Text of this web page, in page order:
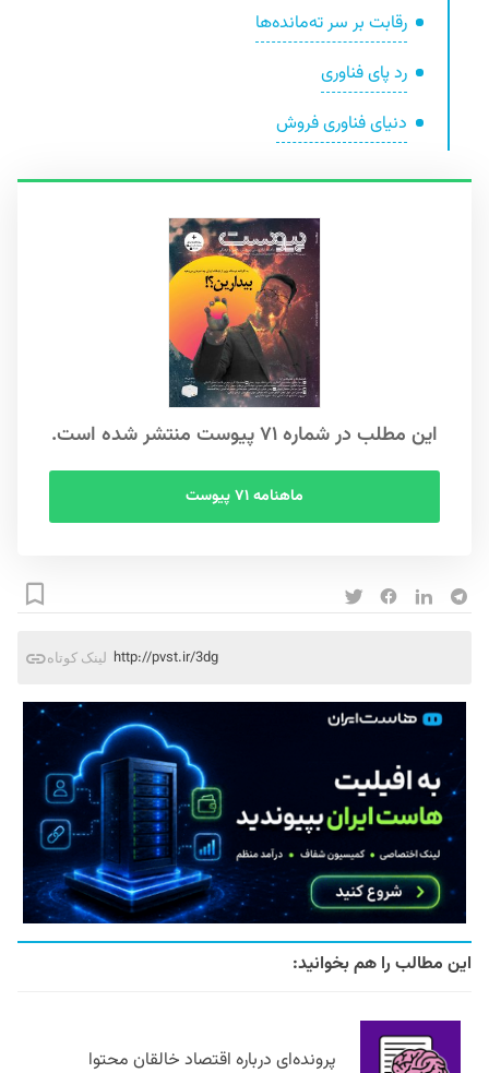
رقابت بر سر ته‌مانده‌ها
رد پای فناوری
دنیای فناوری فروش
این مطلب در شماره ۷۱ پیوست منتشر شده است.
ماهنامه ۷۱ پیوست
لینک کوتاه http://pvst.ir/3dg
این مطالب را هم بخوانید:
پرونده‌ای درباره اقتصاد خالقان محتوا